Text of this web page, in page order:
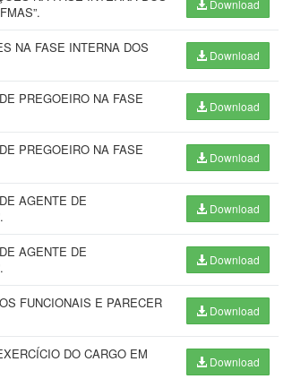
Download
NA FASE INTERNA DOS
Download
PREGOEIRO NA FASE
Download
PREGOEIRO NA FASE
Download
AGENTE DE
Download
AGENTE DE
Download
FUNCIONAIS E PARECER
Download
DO CARGO EM
Download